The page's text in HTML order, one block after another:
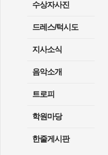
수상자사진
드레스/턱시도
지사소식
음악소개
트로피
학원마당
한줄게시판